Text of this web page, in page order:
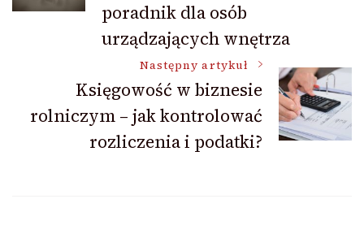
poradnik dla osób
urządzających wnętrza
Następny artykuł
Księgowość w biznesie
rolniczym – jak kontrolować
rozliczenia i podatki?